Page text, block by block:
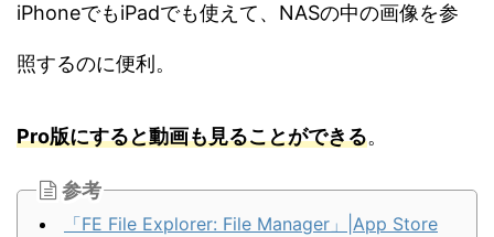
iPhoneでもiPadでも使えて、NASの中の画像を参
照するのに便利。
Pro版にすると動画も見ることができる。
参考
「FE File Explorer: File Manager」|App Store